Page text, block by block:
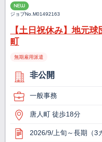
NEW
ジョブNo.M01492163
【土日祝休み】地元
町
無期雇用派遣
非公開
一般事務
唐人町 徒歩18分
2026/9/上旬～長期（3